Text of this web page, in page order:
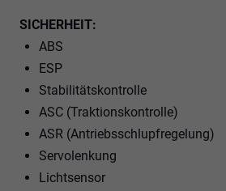
SICHERHEIT:
ABS
ESP
Stabilitätskontrolle
ASC (Traktionskontrolle)
ASR (Antriebsschlupfregelung)
Servolenkung
Lichtsensor